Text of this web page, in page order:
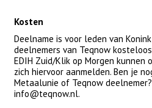
Kosten
Deelname is voor leden van
deelnemers van Teqnow
EDIH Zuid/Klik op Morgen kunnen
zich hiervoor aanmelden. Ben je
Metaalunie of Teqnow
info@teqnow.nl.